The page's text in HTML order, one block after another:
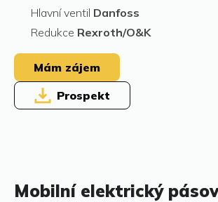
Hlavní ventil Danfoss
Redukce Rexroth/O&K
Mám zájem
Prospekt
Mobilní elektrický